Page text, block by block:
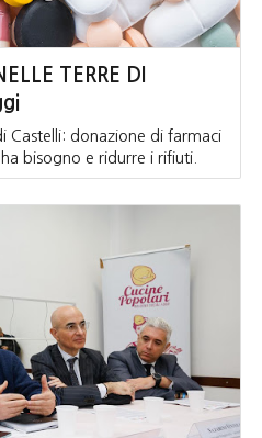
TERRE DI
Castelli: donazione di farmaci
bisogno e ridurre i rifiuti.